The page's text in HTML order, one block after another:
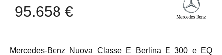
95.658 €
Mercedes-Benz Nuova Classe E Berlina E 300 e EQ